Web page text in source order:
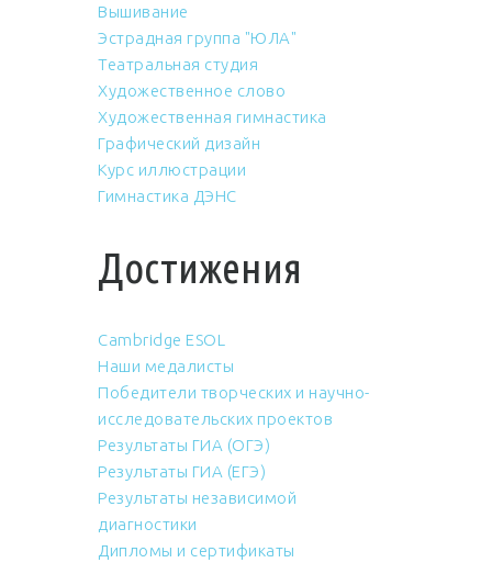
Вышивание
Эстрадная группа "ЮЛА"
Театральная студия
Художественное слово
Художественная гимнастика
Графический дизайн
Курс иллюстрации
Гимнастика ДЭНС
Достижения
Cambridge ESOL
Наши медалисты
Победители творческих и научно-
исследовательских проектов
Результаты ГИА (ОГЭ)
Результаты ГИА (ЕГЭ)
Результаты независимой
диагностики
Дипломы и сертификаты